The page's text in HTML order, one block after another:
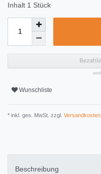
Inhalt 1 Stück
Wunschliste
* inkl. ges. MwSt. zzgl. Versandkosten
Beschreibung